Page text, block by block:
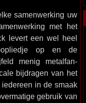
samenwerking uw
met het
levert een wel heel
op en de
menig metalfan-
bijdragen van het
in de smaak
gebruik van